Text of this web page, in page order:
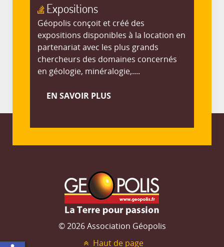
Expositions
Géopolis conçoit et créé des
expositions disponibles à la location en
partenariat avec les plus grands
chercheurs des domaines concernés
en géologie, minéralogie,....
EN SAVOIR PLUS
© 2026 Association Géopolis
Haut de page